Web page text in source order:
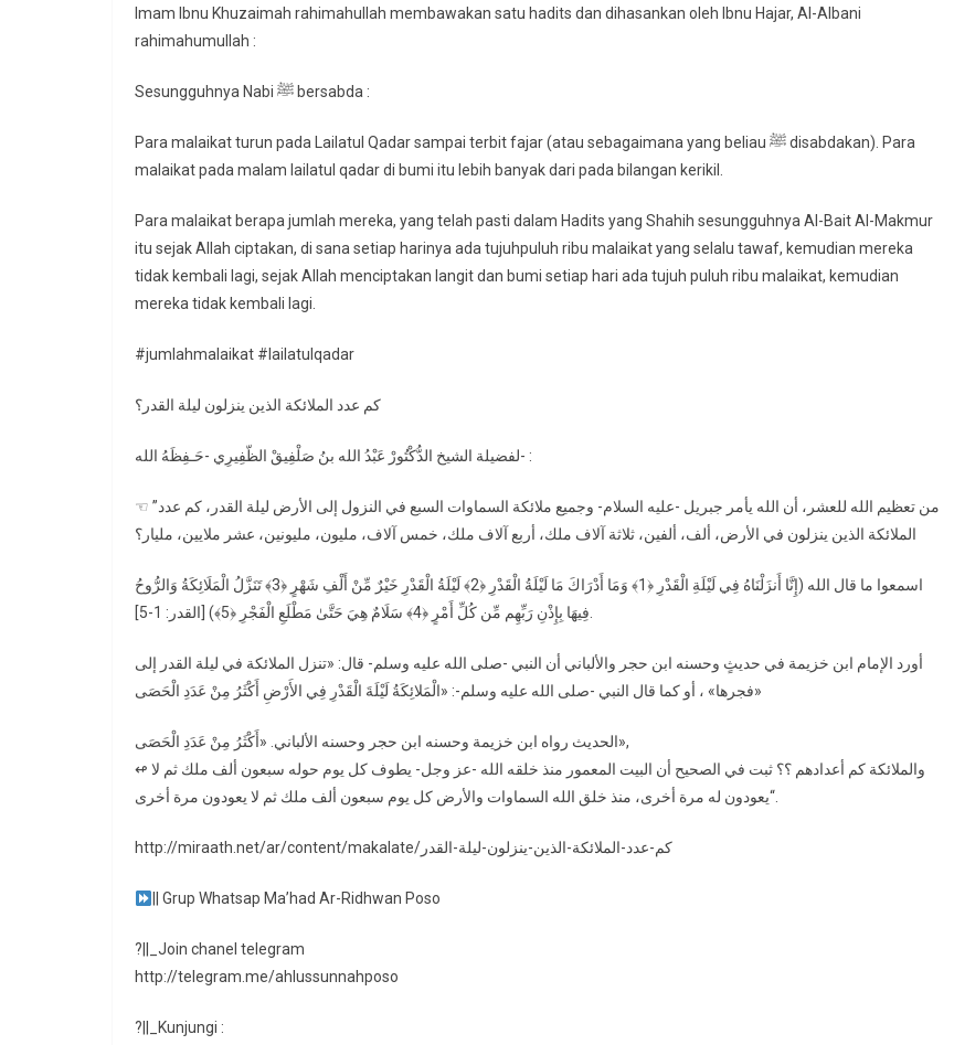
Imam Ibnu Khuzaimah rahimahullah membawakan satu hadits dan dihasankan oleh Ibnu Hajar, Al-Albani
rahimahumullah :
Sesungguhnya Nabi ﷺ bersabda :
Para malaikat turun pada Lailatul Qadar sampai terbit fajar (atau sebagaimana yang beliau ﷺ disabdakan). Para
malaikat pada malam lailatul qadar di bumi itu lebih banyak dari pada bilangan kerikil.
Para malaikat berapa jumlah mereka, yang telah pasti dalam Hadits yang Shahih sesungguhnya Al-Bait Al-Makmur
itu sejak Allah ciptakan, di sana setiap harinya ada tujuhpuluh ribu malaikat yang selalu tawaf, kemudian mereka
tidak kembali lagi, sejak Allah menciptakan langit dan bumi setiap hari ada tujuh puluh ribu malaikat, kemudian
mereka tidak kembali lagi.
#jumlahmalaikat #lailatulqadar
كم عدد الملائكة الذين ينزلون ليلة القدر؟
لفضيلة الشيخ الدُّكْتُورْ عَبْدُ الله بنُ صَلْفِيقْ الظّفِيرِي -حَـفِظَهُ الله- :
☜ ”من تعظيم الله للعشر، أن الله يأمر جبريل -عليه السلام- وجميع ملائكة السماوات السبع في النزول إلى الأرض ليلة القدر، كم عدد
الملائكة الذين ينزلون في الأرض، ألف، ألفين، ثلاثة آلاف ملك، أربع آلاف ملك، خمس آلاف، مليون، مليونين، عشر ملايين، مليار؟
اسمعوا ما قال الله (إِنَّا أَنزَلْنَاهُ فِي لَيْلَةِ الْقَدْرِ ﴿1﴾ وَمَا أَدْرَاكَ مَا لَيْلَةُ الْقَدْرِ ﴿2﴾ لَيْلَةُ الْقَدْرِ خَيْرٌ مِّنْ أَلْفِ شَهْرٍ ﴿3﴾ تَنَزَّلُ الْمَلَائِكَةُ وَالرُّوحُ
فِيهَا بِإِذْنِ رَبِّهِم مِّن كُلِّ أَمْرٍ ﴿4﴾ سَلَامٌ هِيَ حَتَّىٰ مَطْلَعِ الْفَجْرِ ﴿5﴾) [القدر: 1-5].
أورد الإمام ابن خزيمة في حديثٍ وحسنه ابن حجر والألباني أن النبي -صلى الله عليه وسلم- قال: «تنزل الملائكة في ليلة القدر إلى
فجرها» ، أو كما قال النبي -صلى الله عليه وسلم-: «الْمَلائِكَةُ لَيْلَةَ الْقَدْرِ فِي الأَرْضِ أَكْثَرُ مِنْ عَدَدِ الْحَصَى»
الحديث رواه ابن خزيمة وحسنه ابن حجر وحسنه الألباني. «أَكْثَرُ مِنْ عَدَدِ الْحَصَى»,
↫ والملائكة كم أعدادهم ؟؟ ثبت في الصحيح أن البيت المعمور منذ خلقه الله -عز وجل- يطوف كل يوم حوله سبعون ألف ملك ثم لا
يعودون له مرة أخرى، منذ خلق الله السماوات والأرض كل يوم سبعون ألف ملك ثم لا يعودون مرة أخرى“.
http://miraath.net/ar/content/makalate/كم-عدد-الملائكة-الذين-ينزلون-ليلة-القدر
|| Grup Whatsap Ma’had Ar-Ridhwan Poso
?||_Join chanel telegram
http://telegram.me/ahlussunnahposo
?||_Kunjungi :